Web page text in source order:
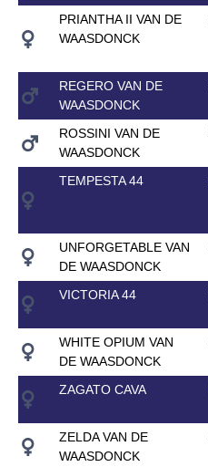
PRIANTHA II VAN DE
WAASDONCK
REGERO VAN DE
WAASDONCK
ROSSINI VAN DE
WAASDONCK
TEMPESTA 44
UNFORGETABLE VAN
DE WAASDONCK
VICTORIA 44
WHITE OPIUM VAN
DE WAASDONCK
ZAGATO CAVA
ZELDA VAN DE
WAASDONCK